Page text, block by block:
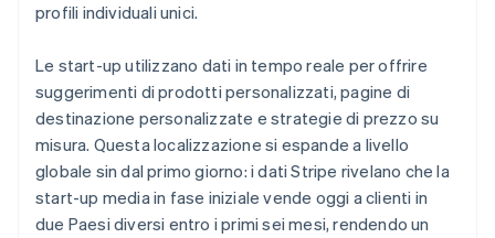
profili individuali unici.
Le start-up utilizzano dati in tempo reale per offrire
suggerimenti di prodotti personalizzati, pagine di
destinazione personalizzate e strategie di prezzo su
misura. Questa localizzazione si espande a livello
globale sin dal primo giorno: i dati Stripe rivelano che la
start-up media in fase iniziale vende oggi a clienti in
due Paesi diversi entro i primi sei mesi, rendendo un